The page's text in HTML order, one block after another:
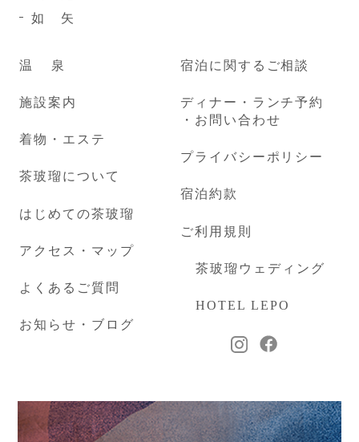
如 矢
温 泉
施設案内
着物・エステ
茶玻瑠について
はじめての茶玻瑠
アクセス・マップ
よくあるご質問
お知らせ・ブログ
宿泊に関するご相談
ディナー・ランチ予約
・お問い合わせ
プライバシーポリシー
宿泊約款
ご利用規則
茶玻瑠ウェディング
HOTEL LEPO